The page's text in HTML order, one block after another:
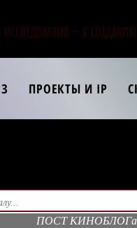
— к
ПРОЕКТЫ И IP
ПОСТ КИНОБЛОГа